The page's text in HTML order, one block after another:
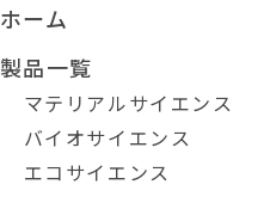
ホーム
製品一覧
マテリアルサイエンス
バイオサイエンス
エコサイエンス